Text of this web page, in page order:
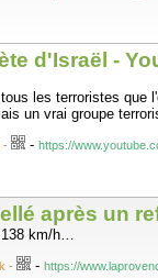
d'Israël -
les terroristes que
un vrai groupe
- - https://
après un
138 km/h…
- - https://